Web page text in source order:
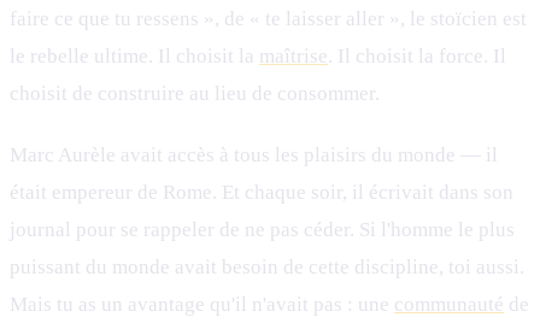
faire ce que tu ressens », de « te laisser aller », le stoïcien est
le rebelle ultime. Il choisit la maîtrise. Il choisit la force. Il
choisit de construire au lieu de consommer.
Marc Aurèle avait accès à tous les plaisirs du monde — il
était empereur de Rome. Et chaque soir, il écrivait dans son
journal pour se rappeler de ne pas céder. Si l'homme le plus
puissant du monde avait besoin de cette discipline, toi aussi.
Mais tu as un avantage qu'il n'avait pas : une communauté de